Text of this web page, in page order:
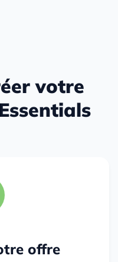
votre
offre